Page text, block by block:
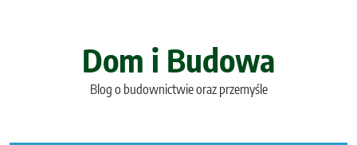
Dom i Budowa
Blog o budownictwie oraz przemyśle